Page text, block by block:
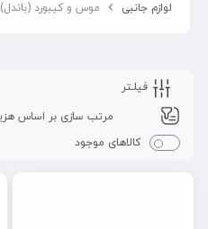
لوازم جانبی موس و کیبورد (باندل)
فیلـتر
کالاهای موجود